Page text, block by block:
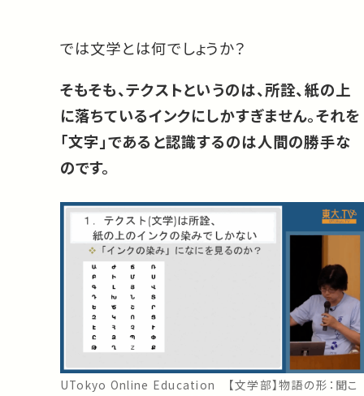
では文学とは何でしょうか？
そもそも、テクストというのは、所詮、紙の上
に落ちているインクにしかすぎません。それを
「文字」であると認識するのは人間の勝手な
のです。
UTokyo Online Education 【文学部】物語の形：聞こ